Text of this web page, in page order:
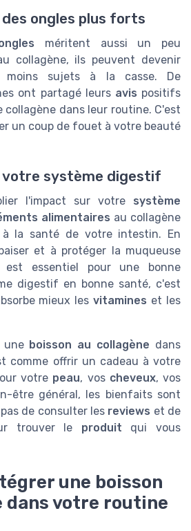
ongles plus forts
méritent aussi un peu
collagène, ils peuvent devenir
moins sujets à la casse. De
ont partagé leurs avis positifs
collagène dans leur routine. C'est
un coup de fouet à votre beauté
votre système digestif
l'impact sur votre système
alimentaires au collagène
la santé de votre intestin. En
et à protéger la muqueuse
essentiel pour une bonne
digestif en bonne santé, c'est
mieux lesvitamines et les
une boisson au collagène dans
comme offrir un cadeau à votre
votre peau, vos cheveux, vos
être général, les bienfaits sont
de consulter les reviews et de
trouver le produit qui vous
une boisson
dans votre routine